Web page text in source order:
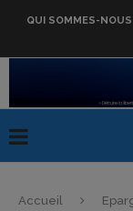
QUI SOMMES-NOUS
Accueil